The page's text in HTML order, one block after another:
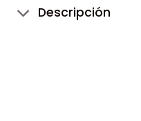
Descripción